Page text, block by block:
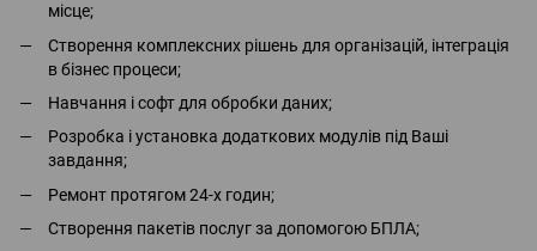
місце;
Створення комплексних рішень для організацій, інтеграція
в бізнес процеси;
Навчання і софт для обробки даних;
Розробка і установка додаткових модулів під Ваші
завдання;
Ремонт протягом 24-х годин;
Створення пакетів послуг за допомогою БПЛА;